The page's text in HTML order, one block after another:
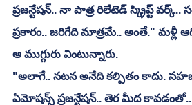
ప్రజన్టేషన్.. నా పాత్ర రిలేటెడ్ స్క్రిప్ట్ వర్క్..
ప్రకారం.. జరిగేది మాత్రమే.. అంతే." మళ్లీ
ఆ ముగ్గురు వింటున్నారు.
"అలాగే.. నటన అనేది కల్పితం కాదు.
ఏమోషన్స్ ప్రజన్టేషన్.. తెర మీద